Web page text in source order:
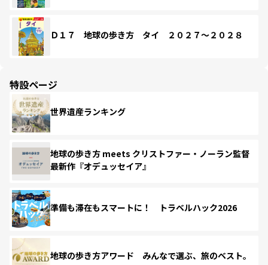
Ｄ１７ 地球の歩き方 タイ ２０２７～２０２８
特設ページ
世界遺産ランキング
地球の歩き方 meets クリストファー・ノーラン監督
最新作『オデュッセイア』
準備も滞在もスマートに！ トラベルハック2026
地球の歩き方アワード みんなで選ぶ、旅のベスト。